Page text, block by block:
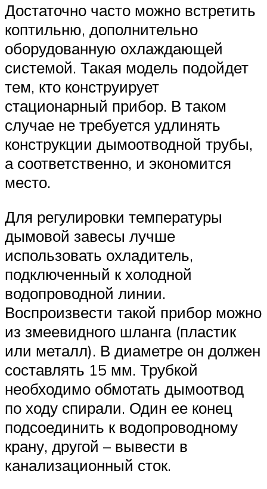
Достаточно часто можно встретить
коптильню, дополнительно
оборудованную охлаждающей
системой. Такая модель подойдет
тем, кто конструирует
стационарный прибор. В таком
случае не требуется удлинять
конструкции дымоотводной трубы,
а соответственно, и экономится
место.
Для регулировки температуры
дымовой завесы лучше
использовать охладитель,
подключенный к холодной
водопроводной линии.
Воспроизвести такой прибор можно
из змеевидного шланга (пластик
или металл). В диаметре он должен
составлять 15 мм. Трубкой
необходимо обмотать дымоотвод
по ходу спирали. Один ее конец
подсоединить к водопроводному
крану, другой – вывести в
канализационный сток.